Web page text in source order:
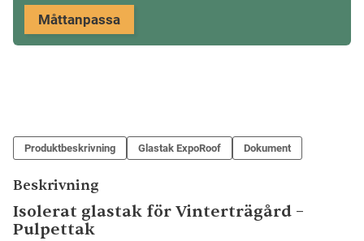
Måttanpassa
Produktbeskrivning Glastak ExpoRoof Dokument
Beskrivning
Isolerat glastak för Vinterträgård –
Pulpettak